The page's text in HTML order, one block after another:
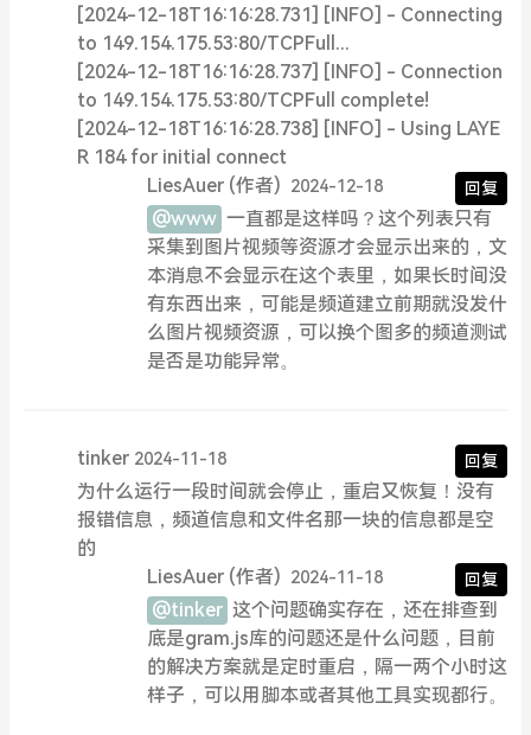
[2024-12-18T16:16:28.731] [INFO] - Connecting
to 149.154.175.53:80/TCPFull...
[2024-12-18T16:16:28.737] [INFO] - Connection
to 149.154.175.53:80/TCPFull complete!
[2024-12-18T16:16:28.738] [INFO] - Using LAYE
R 184 for initial connect
LiesAuer (作者) 2024-12-18 回复
@www 一直都是这样吗？这个列表只有
采集到图片视频等资源才会显示出来的，文
本消息不会显示在这个表里，如果长时间没
有东西出来，可能是频道建立前期就没发什
么图片视频资源，可以换个图多的频道测试
是否是功能异常。
tinker 2024-11-18 回复
为什么运行一段时间就会停止，重启又恢复！没有
报错信息，频道信息和文件名那一块的信息都是空
的
LiesAuer (作者) 2024-11-18 回复
@tinker 这个问题确实存在，还在排查到
底是gram.js库的问题还是什么问题，目前
的解决方案就是定时重启，隔一两个小时这
样子，可以用脚本或者其他工具实现都行。